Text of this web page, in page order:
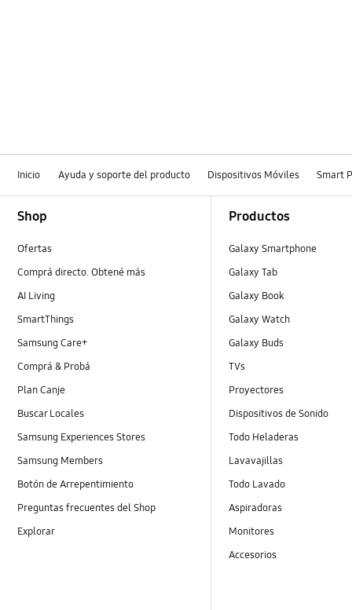
Inicio Ayuda y soporte del producto Dispositivos Móviles Smart
Shop
Ofertas
Comprá directo. Obtené más
AI Living
SmartThings
Samsung Care+
Comprá & Probá
Plan Canje
Buscar Locales
Samsung Experiences Stores
Samsung Members
Botón de Arrepentimiento
Preguntas frecuentes del Shop
Explorar
Productos
Galaxy Smartphone
Galaxy Tab
Galaxy Book
Galaxy Watch
Galaxy Buds
TVs
Proyectores
Dispositivos de Sonido
Todo Heladeras
Lavavajillas
Todo Lavado
Aspiradoras
Monitores
Accesorios